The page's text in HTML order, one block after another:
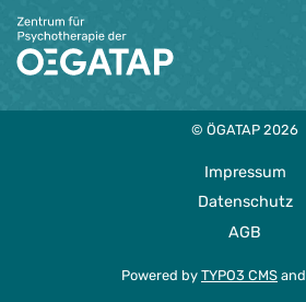
© ÖGATAP 2026
Impressum
Datenschutz
AGB
Powered by TYPO3 CMS and